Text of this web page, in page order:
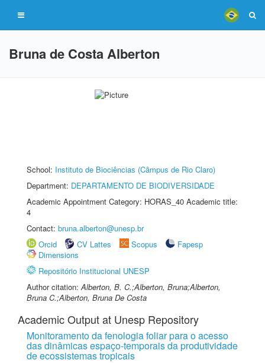
Bruna de Costa Alberton
School: Instituto de Biociências (Câmpus de Rio Claro)
Department: DEPARTAMENTO DE BIODIVERSIDADE
Academic Appointment Category: HORAS_40 Academic title:
4
Contact: bruna.alberton@unesp.br
Orcid
CV Lattes Scopus
Fapesp
Dimensions
Repositório Institucional UNESP
Author citation:Alberton, B. C.;Alberton, Bruna;Alberton,
Bruna C.;Alberton, Bruna De Costa
Academic Output at Unesp Repository
Monitoramento da fenologia foliar para o acesso
das dinâmicas espaço-temporais da produtividade
de ecossistemas tropicais